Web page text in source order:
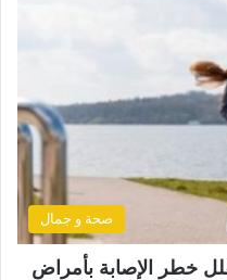
صحة و جمال
خطر الإصابة بأمراض